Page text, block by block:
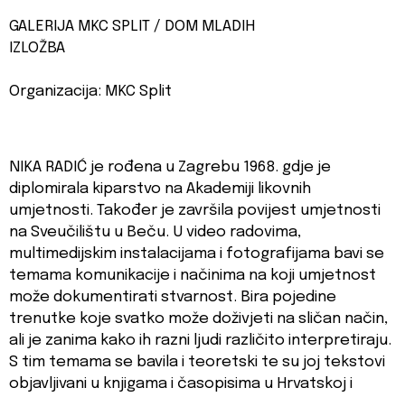
GALERIJA MKC SPLIT / DOM MLADIH
IZLOŽBA
Organizacija: MKC Split
NIKA RADIĆ je rođena u Zagrebu 1968. gdje je
diplomirala kiparstvo na Akademiji likovnih
umjetnosti. Također je završila povijest umjetnosti
na Sveučilištu u Beču. U video radovima,
multimedijskim instalacijama i fotografijama bavi se
temama komunikacije i načinima na koji umjetnost
može dokumentirati stvarnost. Bira pojedine
trenutke koje svatko može doživjeti na sličan način,
ali je zanima kako ih razni ljudi različito interpretiraju.
S tim temama se bavila i teoretski te su joj tekstovi
objavljivani u knjigama i časopisima u Hrvatskoj i